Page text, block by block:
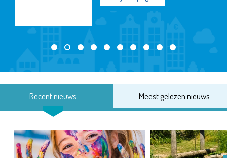
Recent nieuws Meest gelezen nieuws